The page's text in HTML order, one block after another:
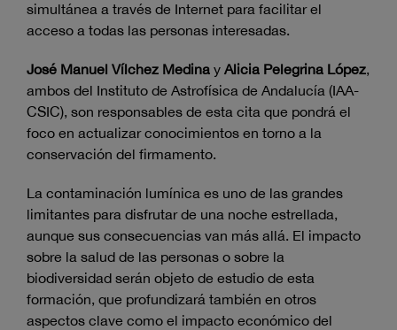
simultánea a través de Internet para facilitar el
acceso a todas las personas interesadas.
José Manuel Vílchez Medina y Alicia Pelegrina López,
ambos del Instituto de Astrofísica de Andalucía (IAA-
CSIC), son responsables de esta cita que pondrá el
foco en actualizar conocimientos en torno a la
conservación del firmamento.
La contaminación lumínica es uno de las grandes
limitantes para disfrutar de una noche estrellada,
aunque sus consecuencias van más allá. El impacto
sobre la salud de las personas o sobre la
biodiversidad serán objeto de estudio de esta
formación, que profundizará también en otros
aspectos clave como el impacto económico del